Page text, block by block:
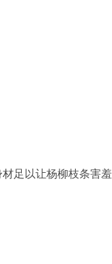
足以让杨柳枝条害